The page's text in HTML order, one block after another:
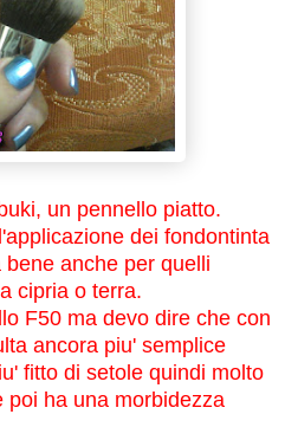
un pennello piatto.
dei fondontinta
anche per quelli
cipria o terra.
F50 ma devo dire che con
ancora piu' semplice
fitto di setole quindi molto
poi ha una morbidezza